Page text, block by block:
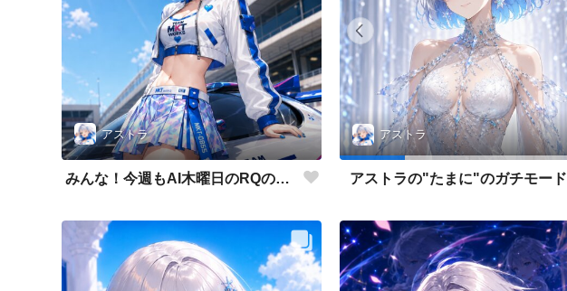
アストラ
みんな！今週もAI木曜日のRQの時間だよ
アストラ
アストラの"たまに"のガチモード